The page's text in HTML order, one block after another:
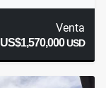
Venta
US$1,570,000USD